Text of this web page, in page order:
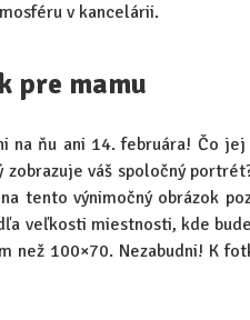
v kancelárii.
pre mamu
na ňu ani 14. februára! Čo
zobrazuje váš spoločný
tento výnimočný obrázok
veľkosti miestnosti, kde
než 100×70. Nezabudni! K